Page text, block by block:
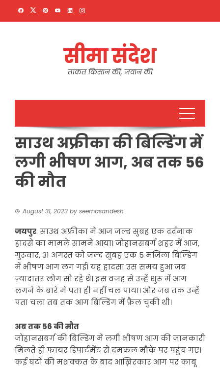
सीमा संदेश
ताकत किसान की, जवान की
साउथ अफ्रीका की बिल्डिंग में
लगी भीषण आग, अब तक 56
की मौत
August 31, 2023 by seemasandesh
जयपुर. साउथ अफ्रीका में आज जल्द सुबह एक दर्दनाक
हादसे का मामले सामने आया। जोहानसबर्ग शहर में आज,
गुरूवार, 31 अगस्त को जल्द सुबह एक 5 मंजिला बिल्डिंग
में भीषण आग लग गई। यह हादसा उस समय हुआ जब
ज़्यादातर लोग सो रहे थे। इस वजह से उन्हें शुरू में आग
लगने के बारे में पता ही नहीं चल पाया। और जब तक उन्हें
पता चला तब तक आग बिल्डिंग में फ़ैल चुकी थी।
अब तक 56 की मौत
जोहानसबर्ग की बिल्डिंग में लगी भीषण आग की जानकारी
मिलते ही फायर डिपार्टमेंट से दमकल मौके पर पहुंच गए।
कई घंटों की मशक्कत के बाद आख़िरकार आग पर काबू